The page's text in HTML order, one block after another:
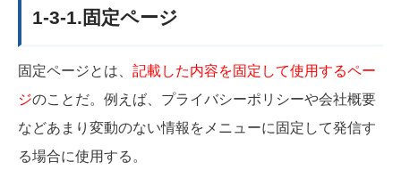
1-3-1.固定ページ
固定ページとは、 記載した内容を固定して使用するペー
ジのことだ。例えば、プライバシーポリシーや会社概要
などあまり変動のない情報をメニューに固定して発信す
る場合に使用する。